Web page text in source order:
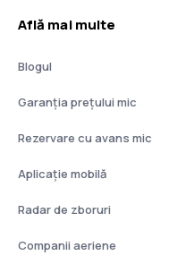
Află mai multe
Blogul
Garanția prețului mic
Rezervare cu avans mic
Aplicație mobilă
Radar de zboruri
Companii aeriene